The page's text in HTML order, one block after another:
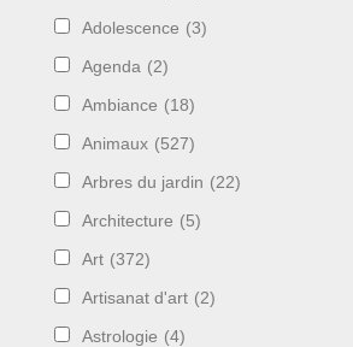
Adolescence (3)
Agenda (2)
Ambiance (18)
Animaux (527)
Arbres du jardin (22)
Architecture (5)
Art (372)
Artisanat d'art (2)
Astrologie (4)